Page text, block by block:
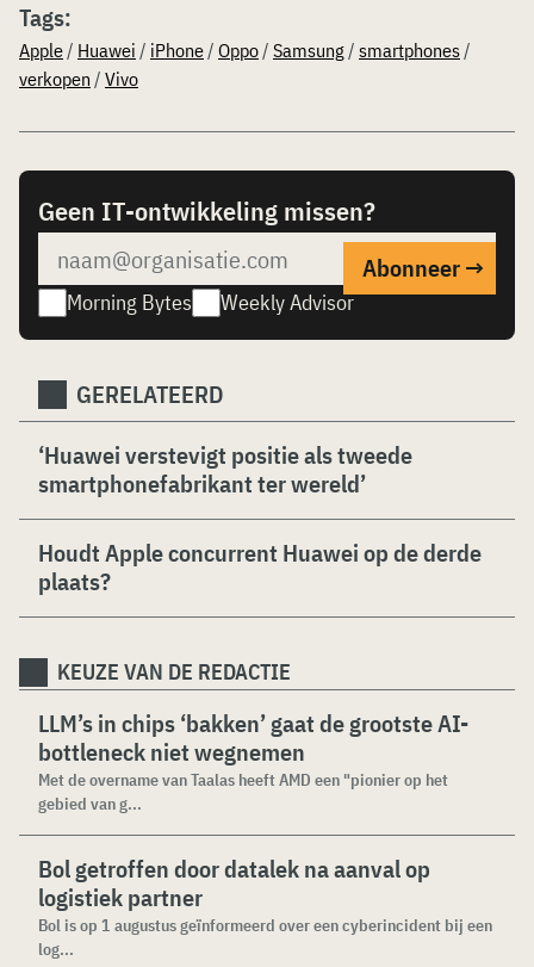
Tags:
Apple/ Huawei / iPhone/ Oppo/ Samsung/ smartphones/
verkopen / Vivo
Geen IT-ontwikkeling missen?
Morning Bytes Weekly Advisor
GERELATEERD
‘Huawei verstevigt positie als tweede
smartphonefabrikant ter wereld’
Houdt Apple concurrent Huawei op de derde
plaats?
KEUZE VAN DE REDACTIE
LLM’s in chips ‘bakken’ gaat de grootste AI-
bottleneck niet wegnemen
Met de overname van Taalas heeft AMD een "pionier op het
gebied van g...
Bol getroffen door datalek na aanval op
logistiek partner
Bol is op 1 augustus geïnformeerd over een cyberincident bij een
log...